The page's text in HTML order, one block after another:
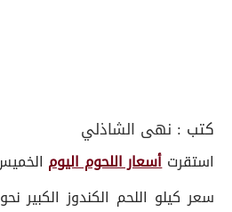
كتب : نهى الشاذلي
استقرتأسعار اللحوم اليوم